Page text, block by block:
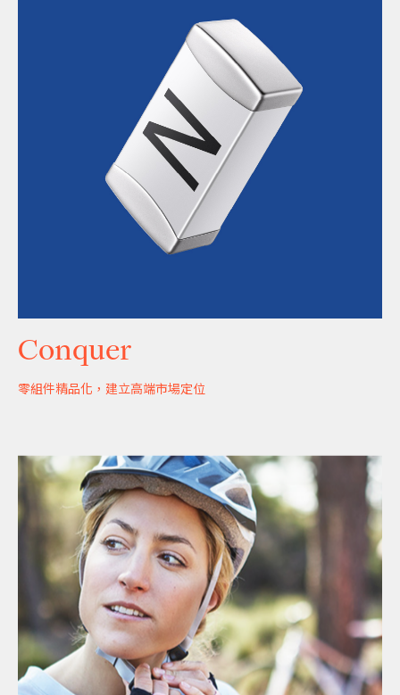
Conquer
零組件精品化，建立高端市場定位